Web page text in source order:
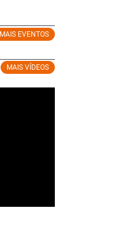
MAIS EVENTOS
MAIS VÍDEOS